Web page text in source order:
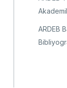
Ulusal
(UZAY)
Kutup
ARDEB